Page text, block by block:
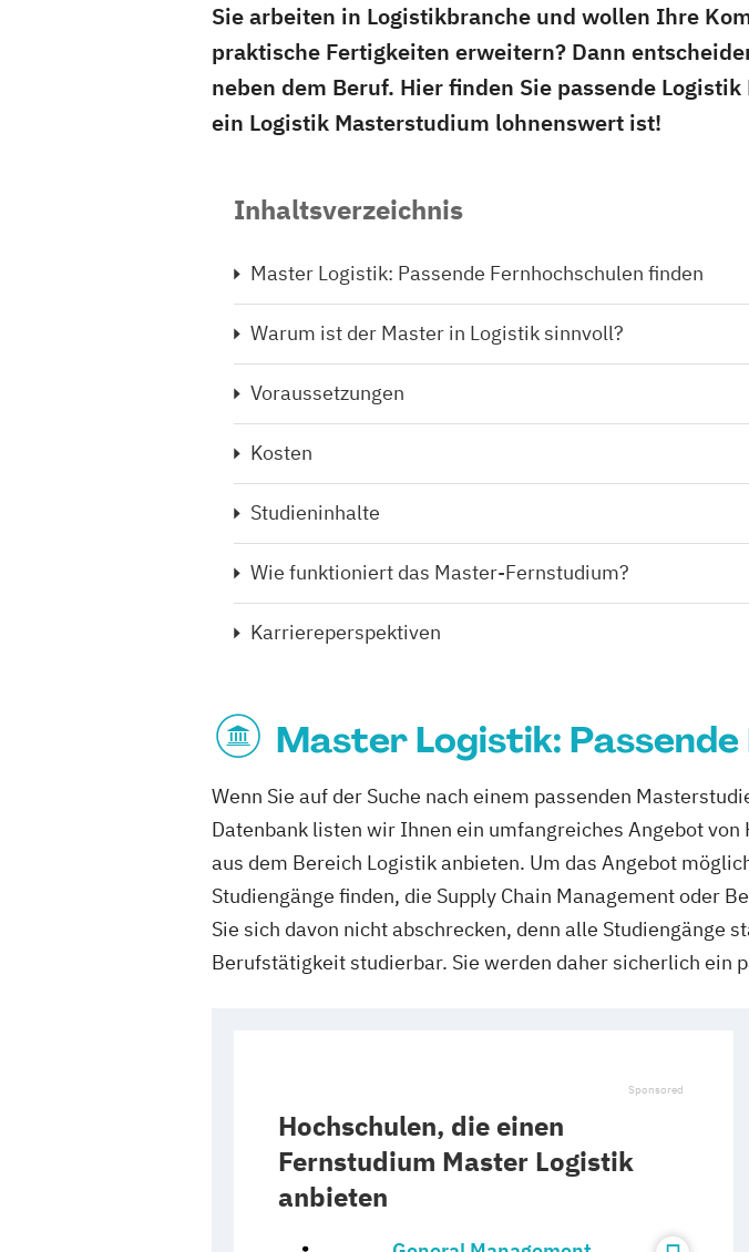
Sie arbeiten in Logistikbranche und wollen Ihre
praktische Fertigkeiten erweitern? Dann
neben dem Beruf. Hier finden Sie passende
ein Logistik Masterstudium lohnenswert ist!
Inhaltsverzeichnis
Master Logistik: Passende Fernhochschulen finden
Warum ist der Master in Logistik sinnvoll?
Voraussetzungen
Kosten
Studieninhalte
Wie funktioniert das Master-Fernstudium?
Karriereperspektiven
Master Logistik:
Wenn Sie auf der Suche nach einem passenden
Datenbank listen wir Ihnen ein umfangreiches Angebot
aus dem Bereich Logistik anbieten. Um das Angebot
Studiengänge finden, die Supply Chain Management oder
Sie sich davon nicht abschrecken, denn alle Studiengänge
Berufstätigkeit studierbar. Sie werden daher sicherlich ein
Hochschulen, die einen
Fernstudium Master Logistik
anbieten